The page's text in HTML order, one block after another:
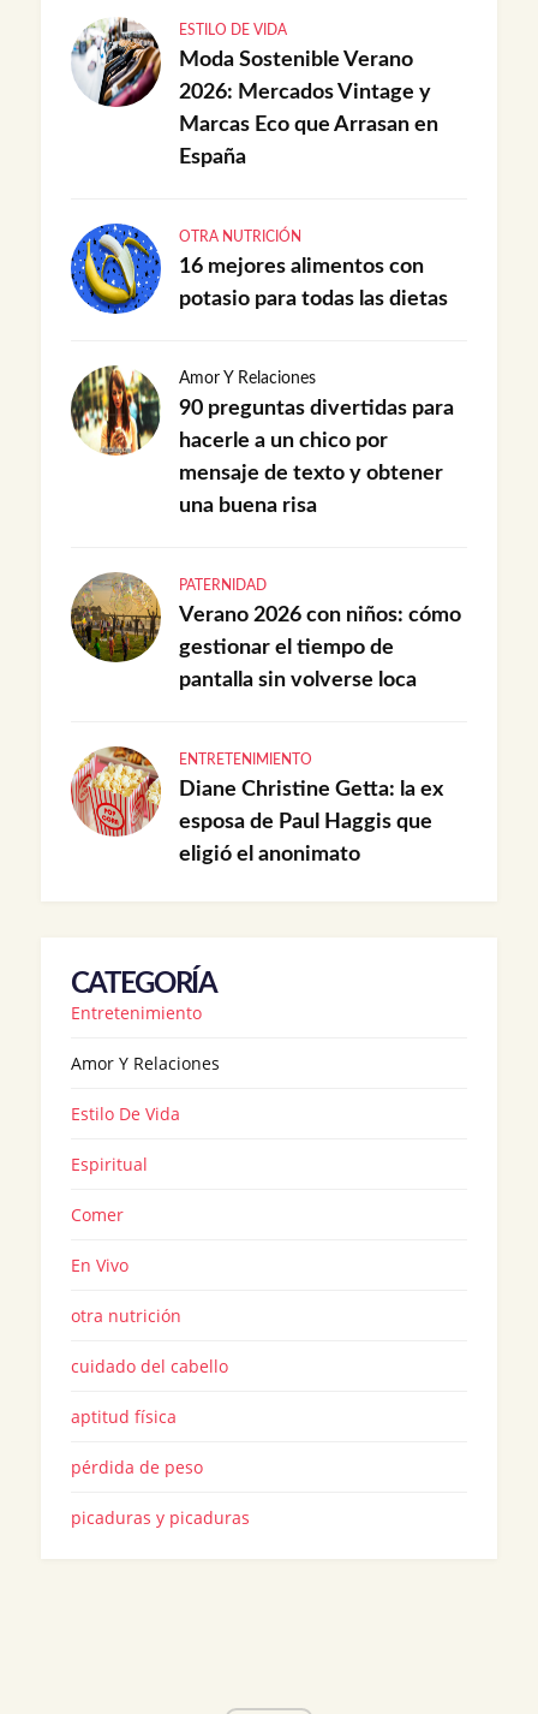
ESTILO DE VIDA
Moda Sostenible Verano
2026: Mercados Vintage y
Marcas Eco que Arrasan en
España
OTRA NUTRICIÓN
16 mejores alimentos con
potasio para todas las dietas
Amor Y Relaciones
90 preguntas divertidas para
hacerle a un chico por
mensaje de texto y obtener
una buena risa
PATERNIDAD
Verano 2026 con niños: cómo
gestionar el tiempo de
pantalla sin volverse loca
ENTRETENIMIENTO
Diane Christine Getta: la ex
esposa de Paul Haggis que
eligió el anonimato
CATEGORÍA
Entretenimiento
Amor Y Relaciones
Estilo De Vida
Espiritual
Comer
En Vivo
otra nutrición
cuidado del cabello
aptitud física
pérdida de peso
picaduras y picaduras